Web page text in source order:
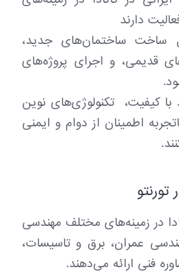
دارند
ساختمان‌های جدید،
قدیمی، و اجرای پروژه‌های
با کیفیت، تکنولوژی‌های نوین
اطمینان از دوام و ایمنی
تورنتو
در زمینه‌های مختلف مهندسی
عمران، برق و تاسیسات،
فنی ارائه می‌دهند.